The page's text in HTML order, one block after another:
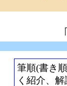
筆順(書き
く紹介、解